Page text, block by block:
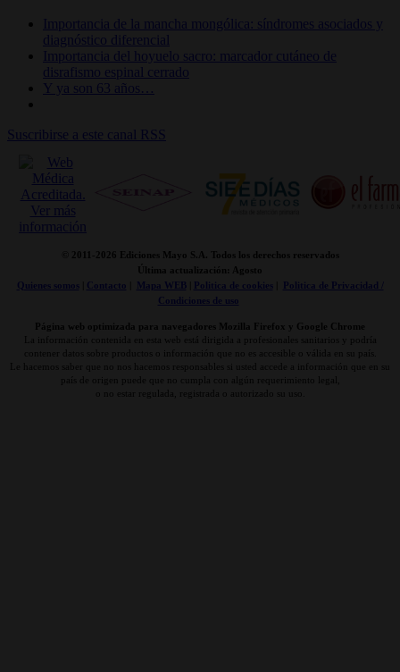
Importancia de la mancha mongólica: síndromes asociados y
diagnóstico diferencial
Importancia del hoyuelo sacro: marcador cutáneo de
disrafismo espinal cerrado
Y ya son 63 años…
Suscribirse a este canal RSS
© 2011- 2026 Ediciones Mayo S.A. Todos los derechos reservados
Última actualización: Agosto
Quienes somos| Contacto Mapa WEB| Politica de cookies|
Politica de Privacidad /
Condiciones de uso
Página web optimizada para navegadores Mozilla Firefox y Google Chrome
La información contenida en esta web está dirigida a profesionales sanitarios y podría
contener datos sobre productos o información que no es accesible o válida en su país.
Le hacemos saber que no nos hacemos responsables si usted accede a información que en su
país de origen puede que no cumpla con algún requerimiento legal,
o no estar regulada, registrada o autorizado su uso.